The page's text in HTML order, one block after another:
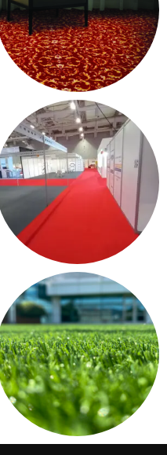
KONTRAT HALI - OTEL
HALISI
37 products
HALIFLEKS & FUAR HALISI
13 products